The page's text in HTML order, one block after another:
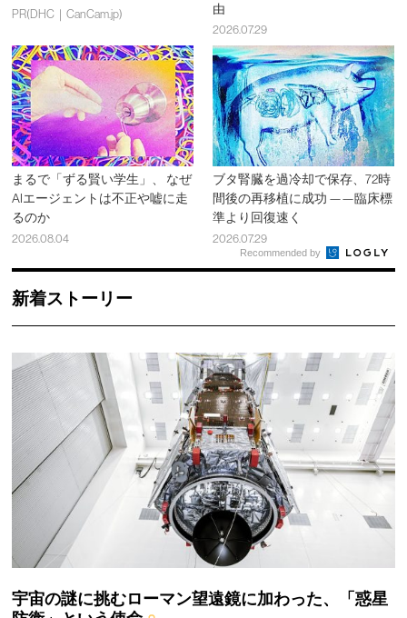
PR(DHC｜CanCam.jp)
由
2026.07.29
まるで「ずる賢い学生」、 なぜ
AIエージェントは不正や嘘に走
るのか
2026.08.04
ブタ腎臓を過冷却で保存、72時
間後の再移植に成功 ——臨床標
準より回復速く
2026.07.29
Recommended by
新着ストーリー
宇宙の謎に挑むローマン望遠鏡に加わった、「惑星